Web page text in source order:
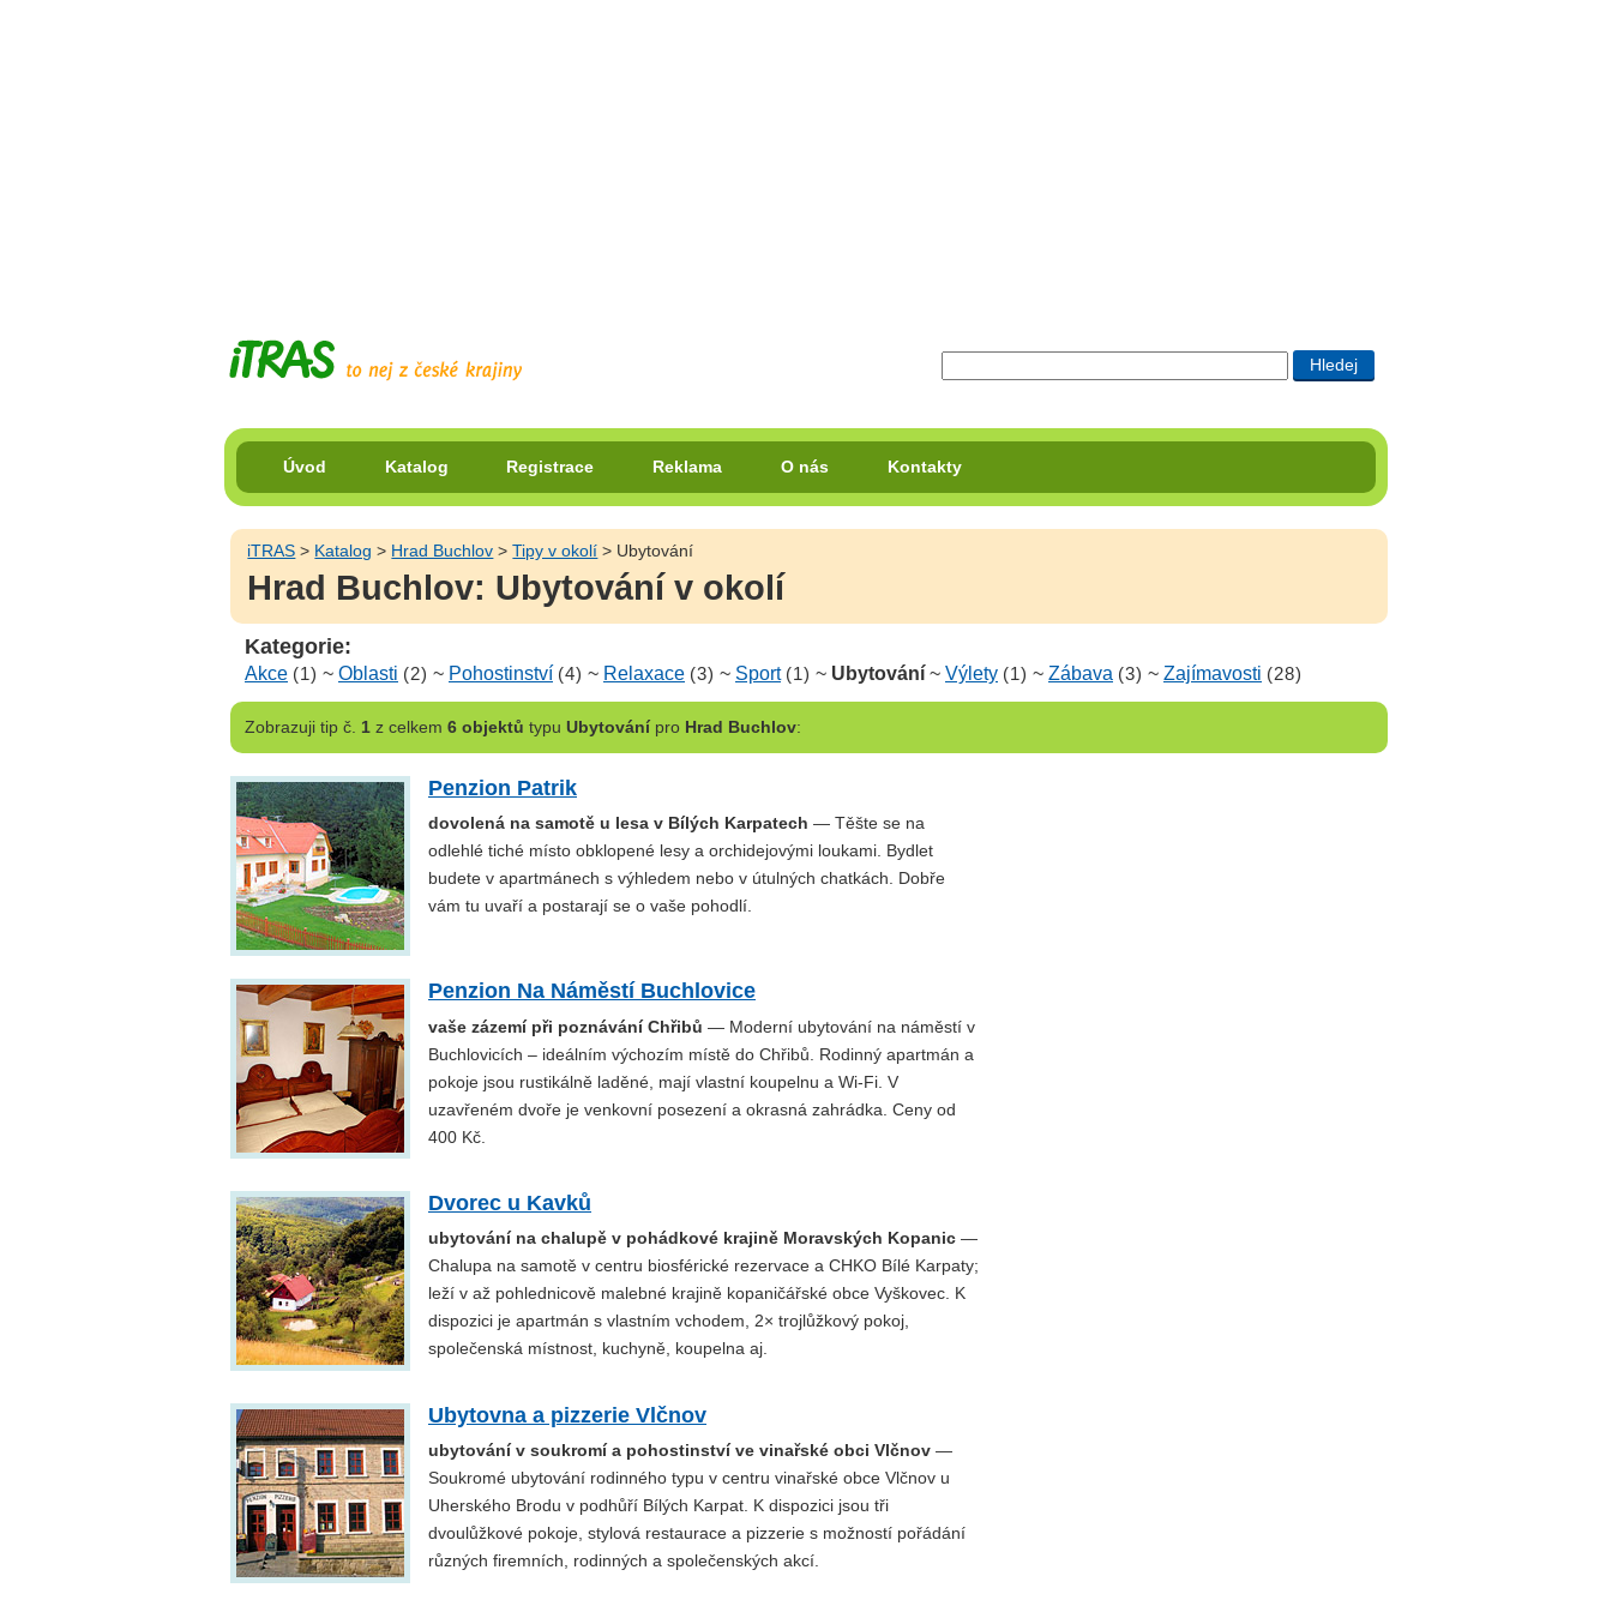
Úvod Katalog Registrace Reklama O nás Kontakty
iTRAS > Katalog > Hrad Buchlov >Tipy v okolí > Ubytování
Hrad Buchlov: Ubytování v okolí
Kategorie:
Akce (1) ~ Oblasti (2) ~ Pohostinství (4) ~ Relaxace (3) ~ Sport (1) ~ Ubytování ~ Výlety (1) ~ Zábava (3) ~ Zajímavosti (28)
Zobrazujitip č. 1z celkem 6 objektů typu Ubytovánípro Hrad Buchlov:
Penzion Patrik
dovolená na samotě u lesa v Bílých Karpatech — Těšte se na
odlehlé tiché místo obklopené lesy a orchidejovými loukami. Bydlet
budete v apartmánech s výhledem nebo v útulných chatkách. Dobře
vám tu uvaří a postarají se o vaše pohodlí.
Penzion Na Náměstí Buchlovice
vaše zázemí při poznávání Chřibů — Moderní ubytování na náměstí v
Buchlovicích – ideálním výchozím místě do Chřibů. Rodinný apartmán a
pokoje jsou rustikálně laděné, mají vlastní koupelnu a Wi-Fi. V
uzavřeném dvoře je venkovní posezení a okrasná zahrádka. Ceny od
400 Kč.
Dvorec u Kavků
ubytování na chalupě v pohádkové krajině Moravských Kopanic —
Chalupa na samotě v centru biosférické rezervace a CHKO Bílé Karpaty;
leží v až pohlednicově malebné krajině kopaničářské obce Vyškovec. K
dispozici je apartmán s vlastním vchodem, 2× trojlůžkový pokoj,
společenská místnost, kuchyně, koupelna aj.
Ubytovna a pizzerie Vlčnov
ubytování v soukromí a pohostinství ve vinařské obci Vlčnov —
Soukromé ubytování rodinného typu v centru vinařské obce Vlčnov u
Uherského Brodu v podhůří Bílých Karpat. K dispozici jsou tři
dvoulůžkové pokoje, stylová restaurace a pizzerie s možností pořádání
různých firemních, rodinných a společenských akcí.